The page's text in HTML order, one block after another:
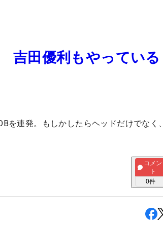
吉田優利もやっている
を連発。もしかしたらヘッドだけでなく、
コメン
ト
0件